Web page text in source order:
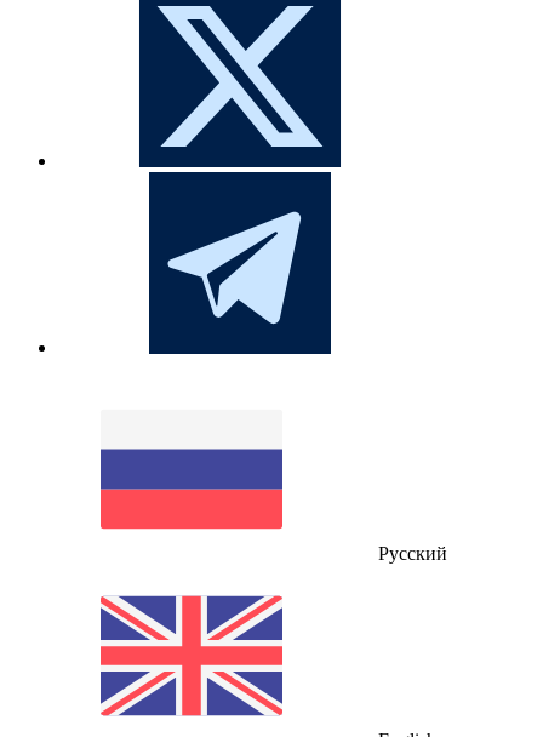
Русский